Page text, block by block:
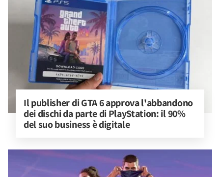
Il publisher di GTA 6 approva l'abbandono
dei dischi da parte di PlayStation: il 90%
del suo business è digitale